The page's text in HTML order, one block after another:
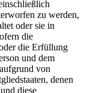
zu werden,
oder sie in
die
die Erfüllung
und dem
von
denen
diese